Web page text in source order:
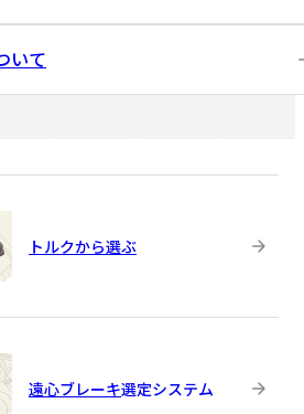
いて
トルクから選ぶ
遠心ブレーキ選定システム